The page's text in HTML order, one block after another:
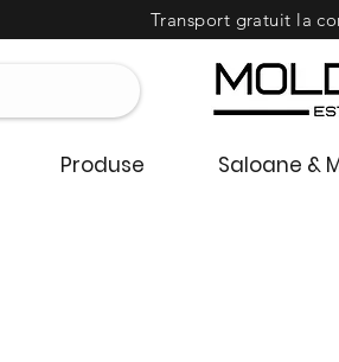
Produse Saloane &
Transport gratuit la